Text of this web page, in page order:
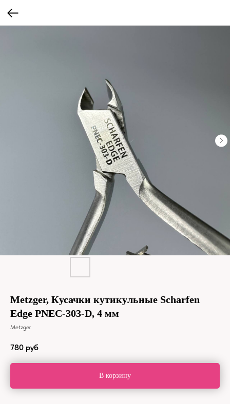
Metzger, Кусачки кутикульные Scharfen
Edge PNEC-303-D, 4 мм
Metzger
780 руб
В корзину